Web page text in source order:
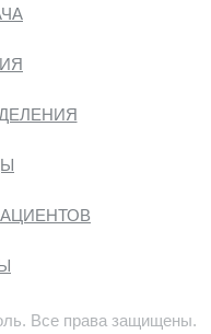
Все права защищены.